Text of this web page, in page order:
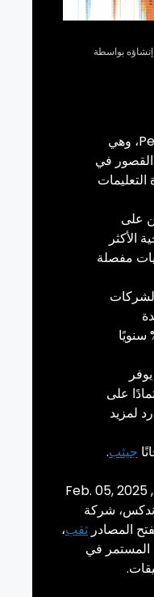
بواسطة
، وهي
في
التعليمات
على
الأكثر
مفصلة
على
لمزيد
جيثب.
دبي، الإمارات العربية المتحدة, Feb. 05, 2025
، شركة
المصادر ثقب،
المستمر في